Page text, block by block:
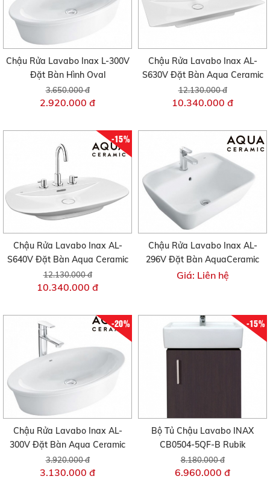
Chậu Rửa Lavabo Inax L-300V
Đặt Bàn Hình Oval
3.650.000 đ
2.920.000 đ
Chậu Rửa Lavabo Inax AL-
S630V Đặt Bàn Aqua Ceramic
12.130.000 đ
10.340.000 đ
-15%
Chậu Rửa Lavabo Inax AL-
S640V Đặt Bàn Aqua Ceramic
12.130.000 đ
10.340.000 đ
Chậu Rửa Lavabo Inax AL-
296V Đặt Bàn AquaCeramic
Giá: Liên hệ
-20%
Chậu Rửa Lavabo Inax AL-
300V Đặt Bàn Aqua Ceramic
3.920.000 đ
3.130.000 đ
-15%
Bộ Tủ Chậu Lavabo INAX
CB0504-5QF-B Rubik
8.180.000 đ
6.960.000 đ